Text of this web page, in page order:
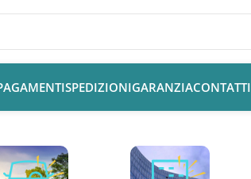
SPEDIZIONIGARANZIACONTATTI